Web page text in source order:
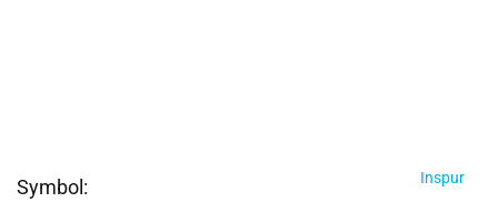
Symbol:
Inspur